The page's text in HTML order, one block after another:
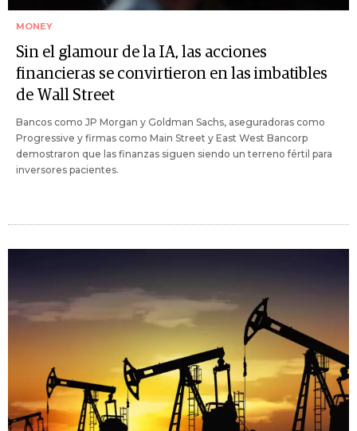
MONEY
Sin el glamour de la IA, las acciones
financieras se convirtieron en las imbatibles
de Wall Street
Bancos como JP Morgan y Goldman Sachs, aseguradoras como
Progressive y firmas como Main Street y East West Bancorp
demostraron que las finanzas siguen siendo un terreno fértil para
inversores pacientes.